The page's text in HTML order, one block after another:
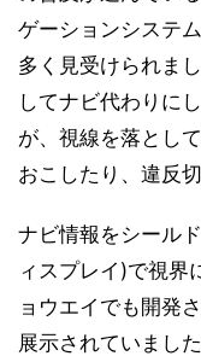
ゲーションシステ
多く見受けられま
してナビ代わりに
が、視線を落とし
おこしたり、違反
ナビ情報をシール
ィスプレイ)で視界
ョウエイでも開発
展示されていまし